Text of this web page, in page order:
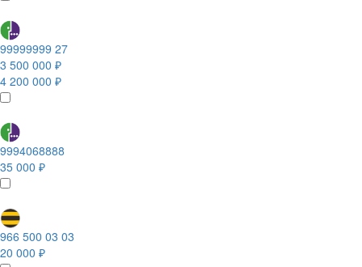
99999999 27
3 500 000 ₽
4 200 000 ₽
9994068888
35 000 ₽
966 500 03 03
20 000 ₽